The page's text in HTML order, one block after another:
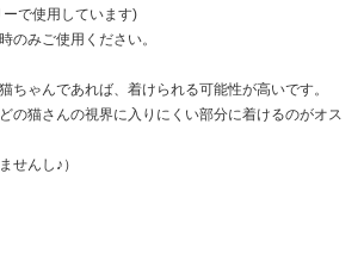
で使用しています)
のみご使用ください。
ちゃんであれば、着けられる可能性が高いです。
の猫さんの視界に入りにくい部分に着けるのがオス
せんし♪）